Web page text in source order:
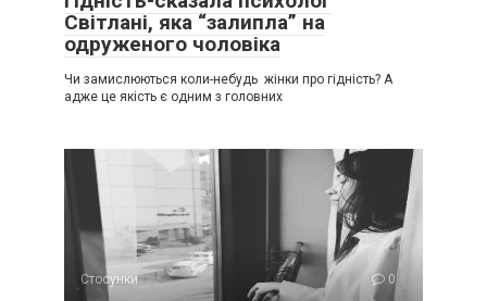
Світлані, яка “залипла” на
одруженого чоловіка
Чи замислюються коли-небудь жінки про гідність? А
адже це якість є одним з головних
Стосунки 0